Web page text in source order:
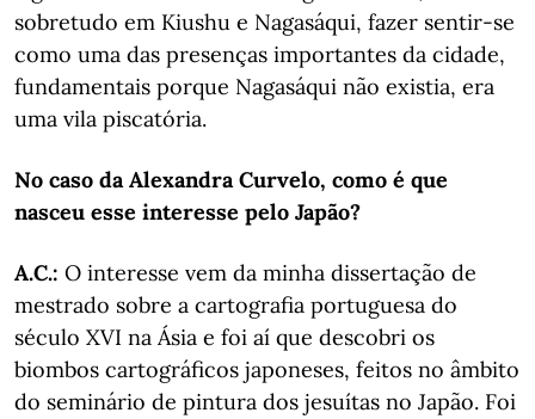
sobretudo em Kiushu e Nagasáqui, fazer sentir-se
como uma das presenças importantes da cidade,
fundamentais porque Nagasáqui não existia, era
uma vila piscatória.
No caso da Alexandra Curvelo, como é que
nasceu esse interesse pelo Japão?
A.C.: O interesse vem da minha dissertação de
mestrado sobre a cartografia portuguesa do
século XVI na Ásia e foi aí que descobri os
biombos cartográficos japoneses, feitos no âmbito
do seminário de pintura dos jesuítas no Japão. Foi